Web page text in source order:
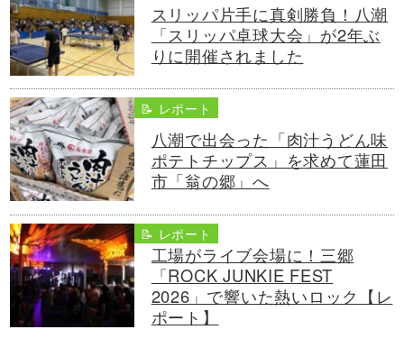
スリッパ片手に真剣勝負！八潮
「スリッパ卓球大会」が2年ぶ
りに開催されました
📝 レポート
八潮で出会った「肉汁うどん味
ポテトチップス」を求めて蓮田
市「翁の郷」へ
📝 レポート
工場がライブ会場に！三郷
「ROCK JUNKIE FEST
2026」で響いた熱いロック【レ
ポート】